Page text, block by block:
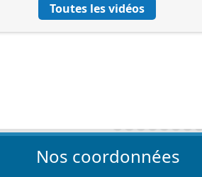
Toutes les vidéos
Nos coordonnées